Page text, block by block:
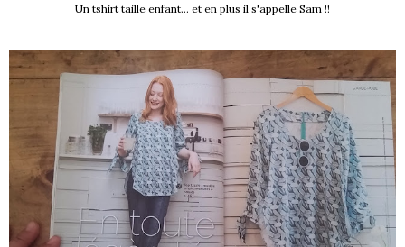
Un tshirt taille enfant... et en plus il s'appelle Sam !!